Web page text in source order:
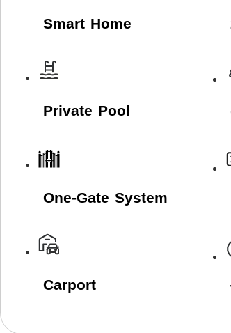
Smart Home
Private Pool
One-Gate System
Carport